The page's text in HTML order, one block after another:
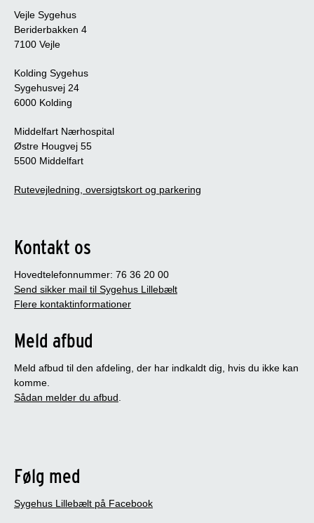
Vejle Sygehus
Beriderbakken 4
7100 Vejle
Kolding Sygehus
Sygehusvej 24
6000 Kolding
Middelfart Nærhospital
Østre Hougvej 55
5500 Middelfart
Rutevejledning, oversigtskort og parkering
Kontakt os
Hovedtelefonnummer: 76 36 20 00
Send sikker mail til Sygehus Lillebælt
Flere kontaktinformationer
Meld afbud
Meld afbud til den afdeling, der har indkaldt dig, hvis du ikke kan
komme.
Sådan melder du afbud
Følg med
Sygehus Lillebælt på Facebook